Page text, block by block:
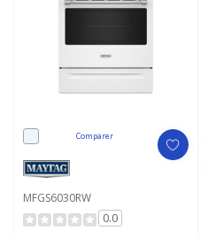
Comparer
MFGS6030RW
0.0